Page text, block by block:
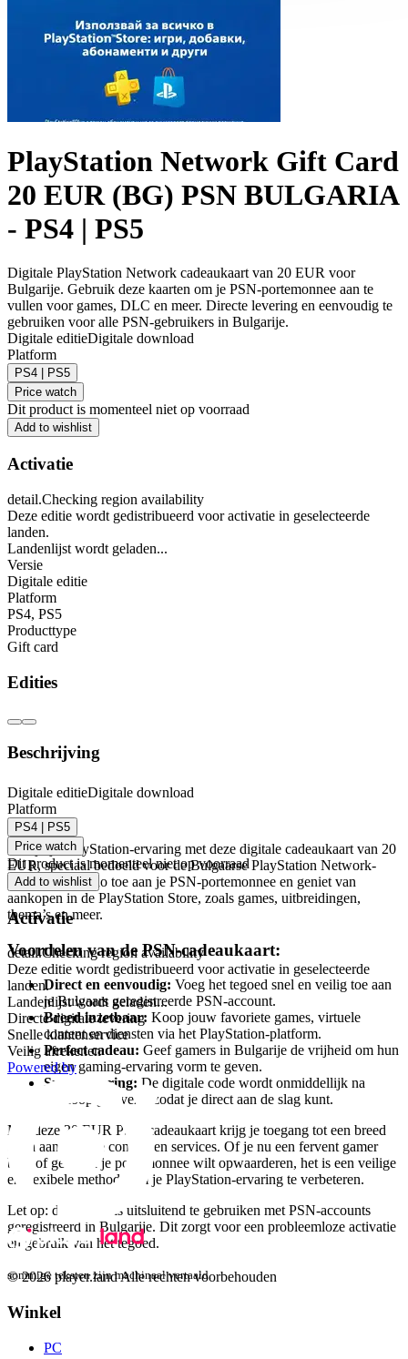
PlayStation Network Gift Card
20 EUR (BG) PSN BULGARIA
- PS4 | PS5
Digitale PlayStation Network cadeaukaart van 20 EUR voor
Bulgarije. Gebruik deze kaarten om je PSN-portemonnee aan te
vullen voor games, DLC en meer. Directe levering en eenvoudig te
gebruiken voor alle PSN-gebruikers in Bulgarije.
Digitale editieDigitale download
Platform
PS4 | PS5
Price watch
Dit product is momenteel niet op voorraad
Add to wishlist
Activatie
detail.Checking region availability
Deze editie wordt gedistribueerd voor activatie in geselecteerde
landen.
Landenlijst wordt geladen...
Versie
Digitale editie
Platform
PS4, PS5
Producttype
Gift card
Edities
Beschrijving
PlayStation Network cadeaukaart 20 EUR (BG) –
PSN BULGARIJE
Verrijk je PlayStation-ervaring met deze digitale cadeaukaart van 20
EUR, speciaal bedoeld voor de Bulgaarse PlayStation Network-
regio. Voeg saldo toe aan je PSN-portemonnee en geniet van
aankopen in de PlayStation Store, zoals games, uitbreidingen,
thema’s en meer.
Voordelen van de PSN-cadeaukaart:
Direct en eenvoudig: Voeg het tegoed snel en veilig toe aan
je Bulgaars geregistreerde PSN-account.
Breed inzetbaar: Koop jouw favoriete games, virtuele
content en diensten via het PlayStation-platform.
Perfect cadeau: Geef gamers in Bulgarije de vrijheid om hun
eigen gaming-ervaring vorm te geven.
Snelle levering: De digitale code wordt onmiddellijk na
aankoop geleverd, zodat je direct aan de slag kunt.
Met deze 20 EUR PSN-cadeaukaart krijg je toegang tot een breed
scala aan digitale content en services. Of je nu een fervent gamer
bent of gewoon je portemonnee wilt opwaarderen, het is een veilige
en flexibele methode om je PlayStation-ervaring te verbeteren.
Let op: deze kaart is uitsluitend te gebruiken met PSN-accounts
geregistreerd in Bulgarije. Dit zorgt voor een probleemloze activatie
en gebruik van het tegoed.
sommige teksten zijn machinaal vertaald.
Digitale editieDigitale download
Platform
PS4 | PS5
Price watch
Dit product is momenteel niet op voorraad
Add to wishlist
Activatie
detail.Checking region availability
Deze editie wordt gedistribueerd voor activatie in geselecteerde
landen.
Landenlijst wordt geladen...
Directe digitale levering
Snelle klantenservice
Veilig afrekenen
Powered by
© 2026 player.land Alle rechten voorbehouden
Winkel
PC